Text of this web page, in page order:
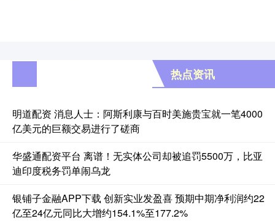
热点资讯
明道配资 消息人士：阿斯利康与百时美施贵宝就一笔4000
亿美元的巨额交易进行了磋商
华盛通配资平台 离谱！无实体公司却被追罚5500万，比亚
迪印度税务罚单闹乌龙
银铺子金融APP下载 创新实业发盈喜 预期中期净利润约22
亿至24亿元同比大增约154.1%至177.2%